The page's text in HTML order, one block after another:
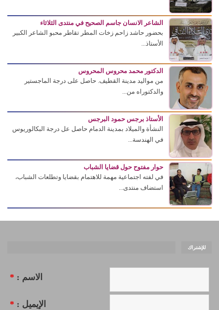
الشاعر الانسان جاسم الصحيح في منتدى الثلاثاء
بحضور حاشد زاحم زخات المطر تقاطر محبو الشاعر الكبير
الأستاذ...
الدكتور محمد محروس المحروس
من مواليد مدينة القطيف. حاصل على درجة الماجستير
والدكتوراه من...
الأستاذ برجس حمود البرجس
النشأة والميلاد بمدينة الدمام حاصل عل درجة البكالوريوس
في الهندسة...
حوار مفتوح حول قضايا الشباب
في لفته اجتماعية مهمة للاهتمام بقضايا وتطلعات الشباب،
استضاف منتدى...
للإشتراك
الاسم : *
الإيميل : *